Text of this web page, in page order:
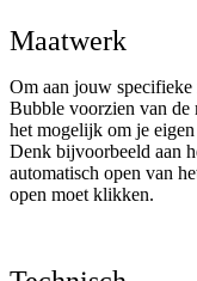
Maatwerk
Om aan jouw
Bubble voorzien van de
het mogelijk om je
Denk bijvoorbeeld aan
automatisch open van
open moet klikken.